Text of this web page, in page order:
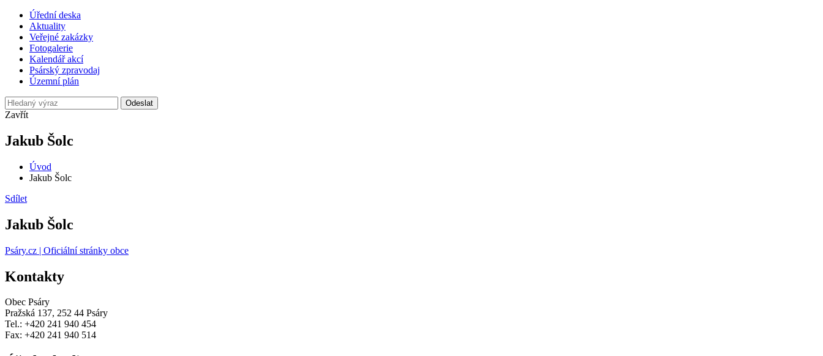
Úřední deska
Aktuality
Veřejné zakázky
Fotogalerie
Kalendář akcí
Psárský zpravodaj
Územní plán
Odeslat
Zavřít
Jakub Šolc
Úvod
Jakub Šolc
Sdílet
Jakub Šolc
Psáry.cz | Oficiální stránky obce
Kontakty
Obec Psáry
Pražská 137, 252 44 Psáry
Tel.: +420 241 940 454
Fax: +420 241 940 514